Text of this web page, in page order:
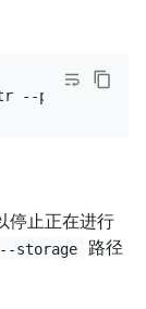
--pd=
停止正在进行
--storage
路径